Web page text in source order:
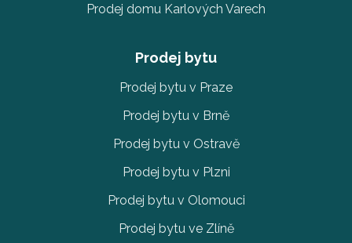
Prodej domu Karlových Varech
Prodej bytu
Prodej bytu v Praze
Prodej bytu v Brně
Prodej bytu v Ostravě
Prodej bytu v Plzni
Prodej bytu v Olomouci
Prodej bytu ve Zlíně